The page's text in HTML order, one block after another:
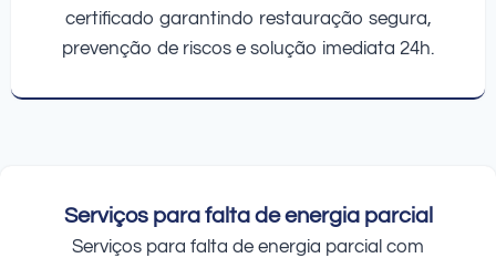
certificado garantindo restauração segura,
prevenção de riscos e solução imediata 24h.
Serviços para falta de energia parcial
Serviços para falta de energia parcial com